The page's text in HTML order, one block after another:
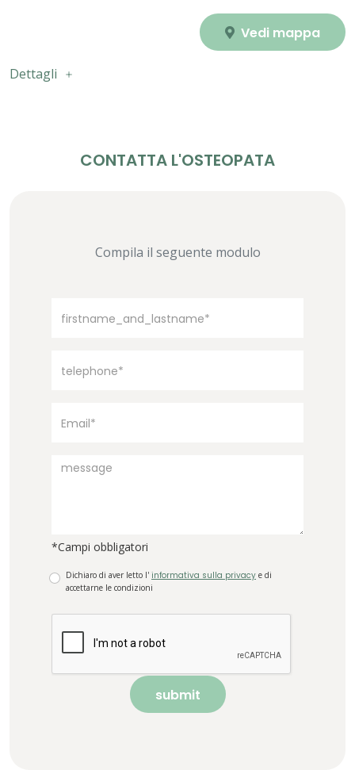
Vedi mappa
Dettagli
CONTATTA L'OSTEOPATA
Compila il seguente modulo
*Campi obbligatori
Dichiaro di aver letto l' informativa sulla privacy e di
accettarne le condizioni
submit